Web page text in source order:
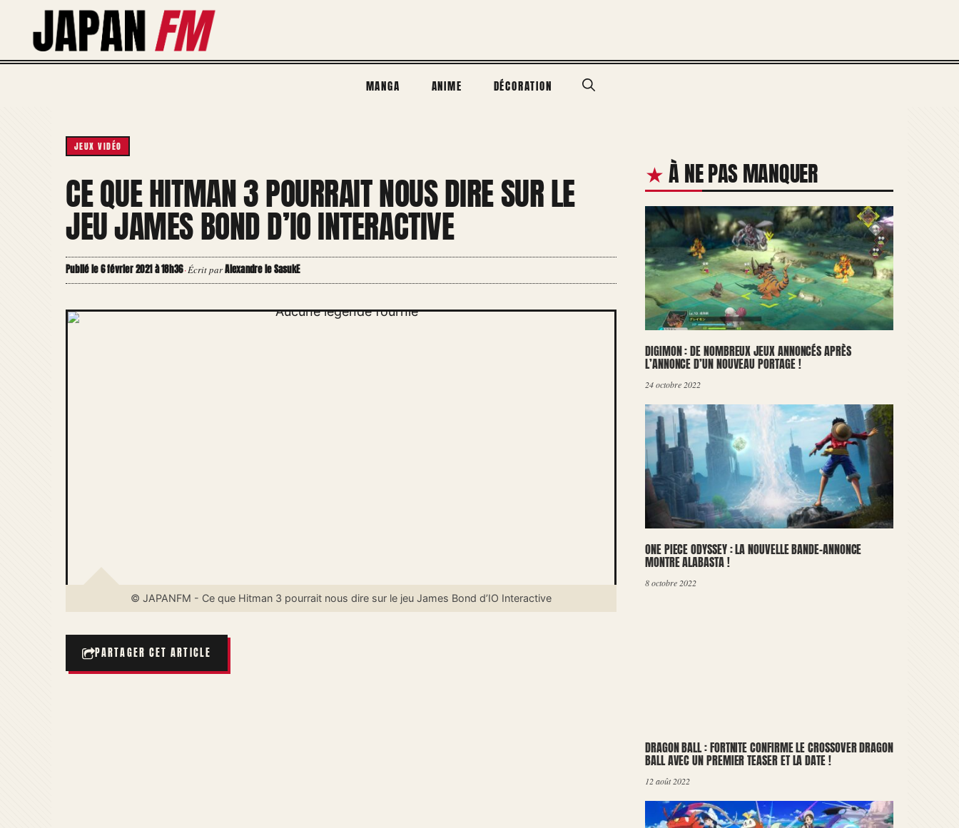
contenu
MANGA ANIME DÉCORATION
JEUX VIDÉO
CE QUE HITMAN 3 POURRAIT NOUS DIRE SUR LE
JEU JAMES BOND D’IO INTERACTIVE
Publié le 6 février 2021 à 18h36·Écrit parAlexandre le SasukE
© JAPANFM - Ce que Hitman 3 pourrait nous dire sur le jeu James Bond d’IO Interactive
PARTAGER CET ARTICLE
À NE PAS MANQUER
DIGIMON : DE NOMBREUX JEUX ANNONCÉS APRÈS
L’ANNONCE D’UN NOUVEAU PORTAGE !
24 octobre 2022
ONE PIECE ODYSSEY : LA NOUVELLE BANDE-ANNONCE
MONTRE ALABASTA !
8 octobre 2022
DRAGON BALL : FORTNITE CONFIRME LE CROSSOVER DRAGON
BALL AVEC UN PREMIER TEASER ET LA DATE !
12 août 2022